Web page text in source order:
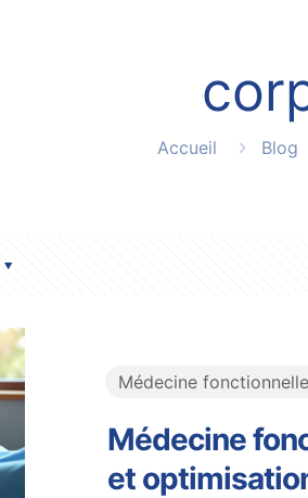
Accueil Blog
Médecine fonctionnelle
Médecine
et